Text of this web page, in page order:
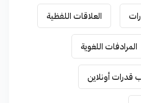
العلاقات اللفظية
المرادفات اللغوية
قدرات أونلاين